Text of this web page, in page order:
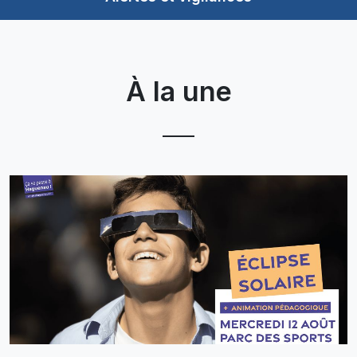
À la une